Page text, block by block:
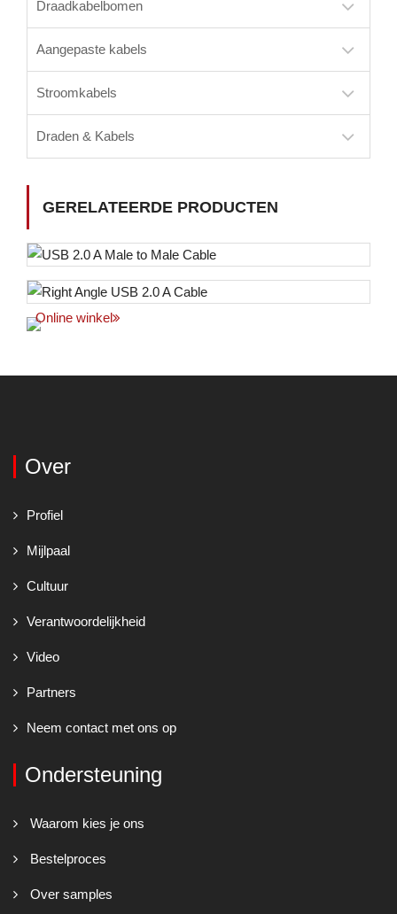
Draadkabelbomen
Aangepaste kabels
Stroomkabels
Draden & Kabels
GERELATEERDE PRODUCTEN
Online winkel
Over
Profiel
Mijlpaal
Cultuur
Verantwoordelijkheid
Video
Partners
Neem contact met ons op
Ondersteuning
Waarom kies je ons
Bestelproces
Over samples